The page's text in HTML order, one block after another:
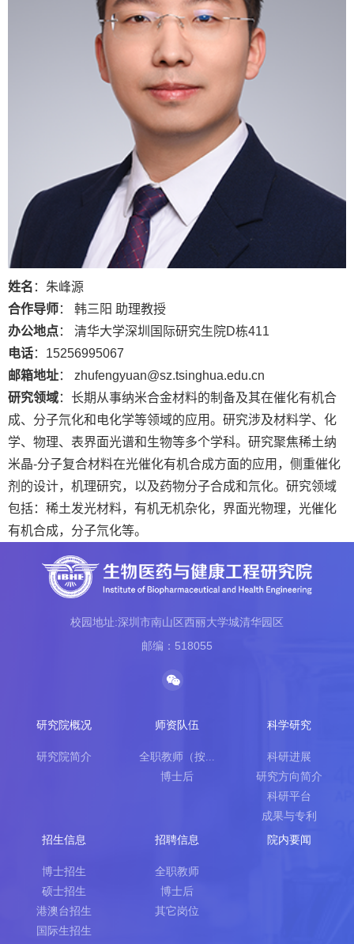
姓名 ：朱峰源
合作导师： 韩三阳 助理教授
办公地点： 清华大学深圳国际研究生院D栋411
电话： 15256995067
邮箱地址： zhufengyuan@sz.tsinghua.edu.cn
研究领域：长期从事纳米合金材料的制备及其在催化有机合
成、分子氘化和电化学等领域的应用。研究涉及材料学、化
学、物理、表界面光谱和生物等多个学科。研究聚焦稀土纳
米晶-分子复合材料在光催化有机合成方面的应用，侧重催化
剂的设计，机理研究，以及药物分子合成和氘化。研究领域
包括：稀土发光材料，有机无机杂化，界面光物理，光催化
有机合成，分子氘化等。
校园地址:深圳市南山区西丽大学城清华园区
邮编：518055
研究院概况
研究院简介
师资队伍
全职教师（按...
博士后
科学研究
科研进展
研究方向简介
科研平台
成果与专利
招生信息
博士招生
硕士招生
港澳台招生
国际生招生
招聘信息
全职教师
博士后
其它岗位
院内要闻